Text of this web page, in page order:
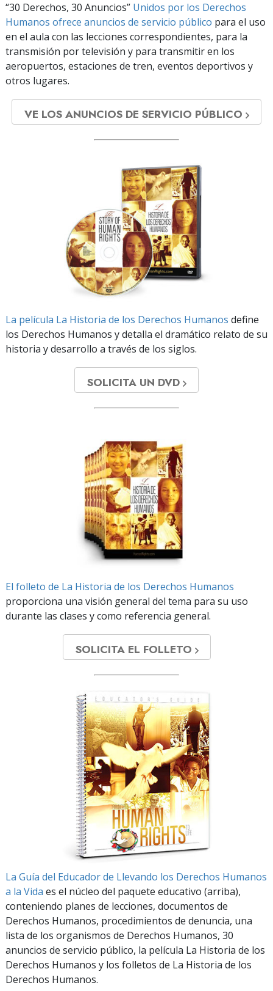
“30 Derechos, 30 Anuncios” Unidos por los Derechos
Humanos ofrece anuncios de servicio público para el uso
en el aula con las lecciones correspondientes, para la
transmisión por televisión y para transmitir en los
aeropuertos, estaciones de tren, eventos deportivos y
otros lugares.
VE LOS ANUNCIOS DE SERVICIO PÚBLICO
La película La Historia de los Derechos Humanos define
los Derechos Humanos y detalla el dramático relato de su
historia y desarrollo a través de los siglos.
SOLICITA UN DVD
El folleto de La Historia de los Derechos Humanos
proporciona una visión general del tema para su uso
durante las clases y como referencia general.
SOLICITA EL FOLLETO
La Guía del Educador de Llevando los Derechos Humanos
a la Vida es el núcleo del paquete educativo (arriba),
conteniendo planes de lecciones, documentos de
Derechos Humanos, procedimientos de denuncia, una
lista de los organismos de Derechos Humanos, 30
anuncios de servicio público, la película La Historia de los
Derechos Humanos y los folletos de La Historia de los
Derechos Humanos.